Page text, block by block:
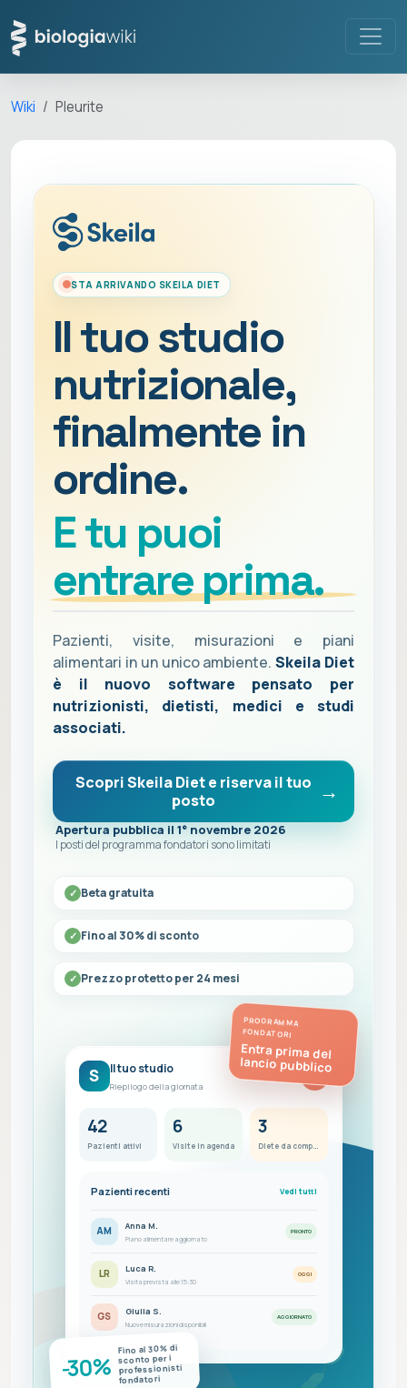
Wiki Pleurite
STA ARRIVANDO SKEILA DIET
Il tuo studio
nutrizionale,
finalmente in
ordine.
E tu puoi
entrare prima.
Pazienti, visite, misurazioni e piani
alimentari in un unico ambiente.Skeila Diet
è il nuovo software pensato per
nutrizionisti, dietisti, medici e studi
associati.
Scopri Skeila Diet e riserva il tuo
posto
Apertura pubblica il 1° novembre 2026
I posti del programma fondatori sono limitati
Beta gratuita
Fino al 30% di sconto
Prezzo protetto per 24 mesi
PROGRAMMA
FONDATORI
Entra prima del
lancio pubblico
S Il tuo studio
Riepilogo della giornata
FC
42
Pazienti attivi
6
Visite in agenda
3
Pazienti recenti Vedi tutti
AM Anna M.
Piano alimentare aggiornato
PRONTO
LR Luca R.
Visita prevista alle 15:30
OGGI
GS Giulia S.
Nuove misurazioni disponibili
AGGIORNATO
-30%
Fino al 30% di
sconto per i
professionisti
fondatori